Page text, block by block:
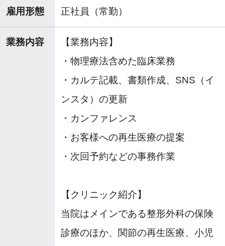
雇用形態 正社員（常勤）
業務内容
【業務内容】
・物理療法含めた臨床業務
・カルテ記載、書類作成、SNS（イ
ンスタ）の更新
・カンファレンス
・お客様への再生医療の提案
・次回予約などの事務作業
【クリニック紹介】
当院はメインである整形外科の保険
診療のほか、関節の再生医療、小児